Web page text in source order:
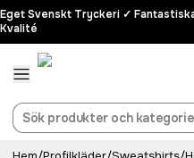
Eget Svenskt Tryckeri ✓
Kvalité